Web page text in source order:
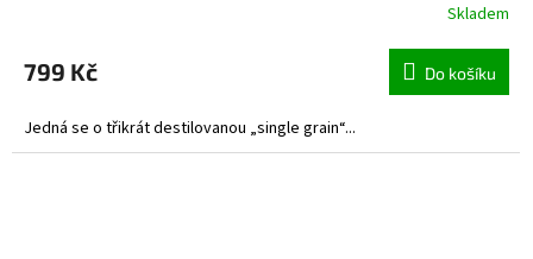
Skladem
799 Kč Do košíku
Jedná se o třikrát destilovanou „single grain“...